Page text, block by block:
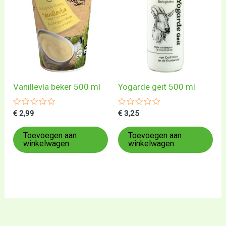
Vanillevla beker 500 ml
Gewaardeerd
uit
5
€ 2,99
Toevoegen aan
winkelwagen
Yogarde geit 500 ml
Gewaardeerd
uit
5
€ 3,25
Toevoegen aan
winkelwagen